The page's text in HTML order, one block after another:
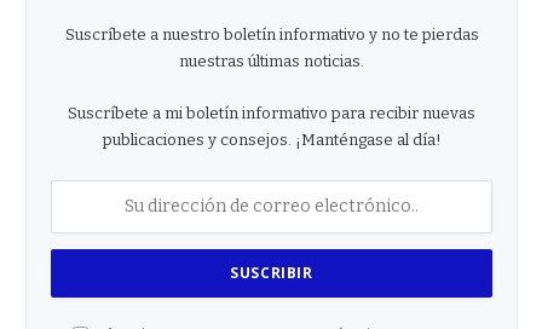
Suscríbete a nuestro boletín informativo y no te pierdas
nuestras últimas noticias.
Suscríbete a mi boletín informativo para recibir nuevas
publicaciones y consejos. ¡Manténgase al día!